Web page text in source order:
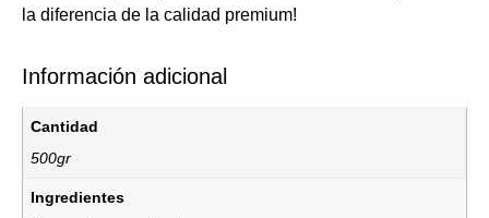
la diferencia de la calidad premium!
Información adicional
Cantidad
500gr
Ingredientes